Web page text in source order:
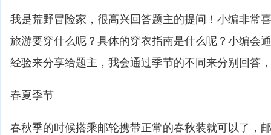
我是荒野冒险家，很高兴回答题主的提问！小编非常
旅游要穿什么呢？具体的穿衣指南是什么呢？小编会
经验来分享给题主，我会通过季节的不同来分别回答
春夏季节
春秋季的时候搭乘邮轮携带正常的春秋装就可以了，